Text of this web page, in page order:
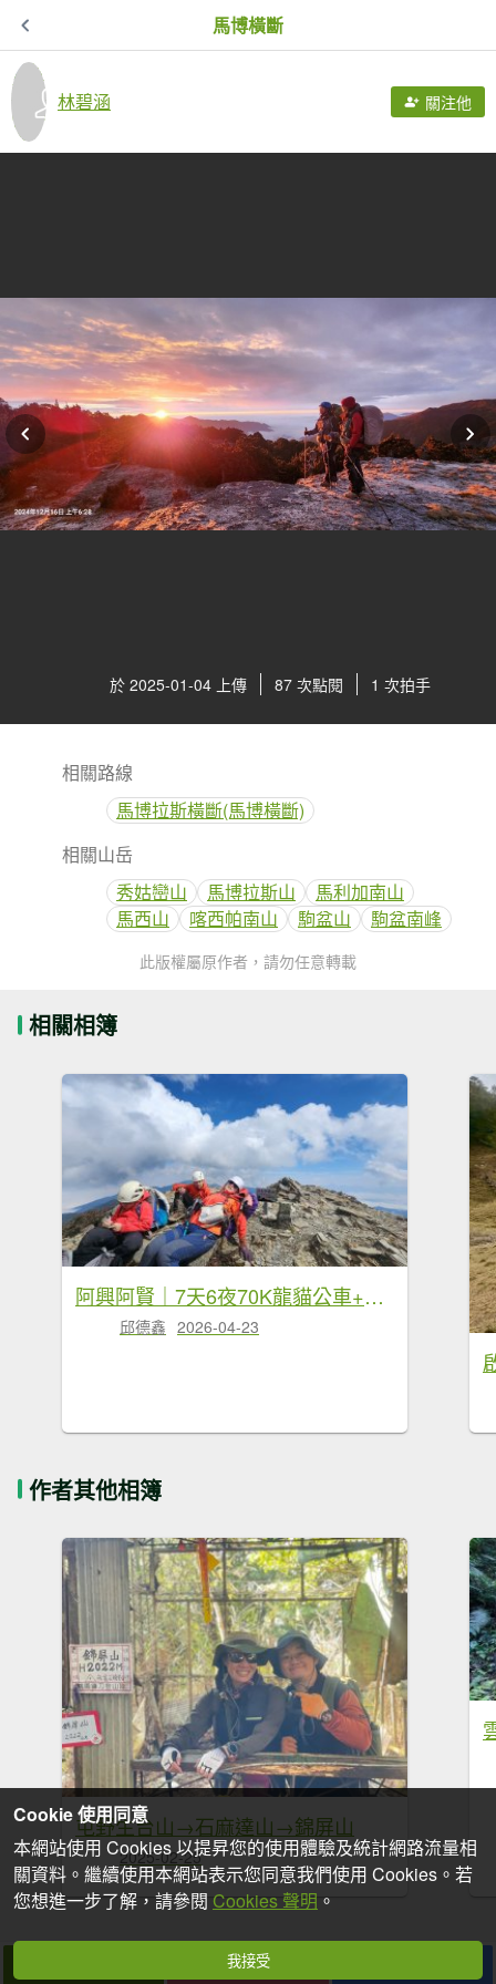
馬博橫斷
林碧涵 關注他
於 2025-01-04 上傳 87 次點閱 1 次拍手
相關路線
馬博拉斯橫斷(馬博橫斷)
相關山岳
秀姑巒山
馬博拉斯山
馬利加南山
馬西山
喀西帕南山 駒盆山 駒盆南峰
此版權屬原作者，請勿任意轉載
相關相簿
阿興阿賢｜7天6夜70K龍貓公車+駒盆西稜接馬博
邱德鑫 2026-04-23
作者其他相簿
屯野生台山→石麻達山→錦屏山
2025-02-25
收藏
Cookie 使用同意
本網站使用 Cookies 以提昇您的使用體驗及統計網路流量相
關資料。繼續使用本網站表示您同意我們使用 Cookies。若
您想進一步了解，請參閱 Cookies 聲明 。
我接受